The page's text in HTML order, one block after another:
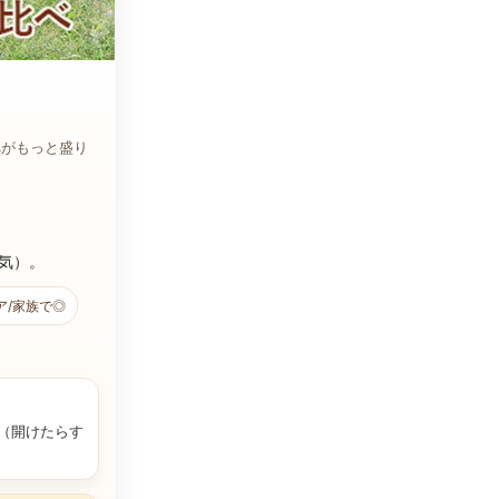
もっと盛り
）。
/家族で◎
開けたらす